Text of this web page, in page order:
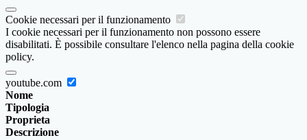
Cookie necessari per il funzionamento
I cookie necessari per il funzionamento non possono essere
disabilitati. È possibile consultare l'elenco nella pagina della cookie
policy.
youtube.com
Nome
Tipologia
Proprieta
Descrizione